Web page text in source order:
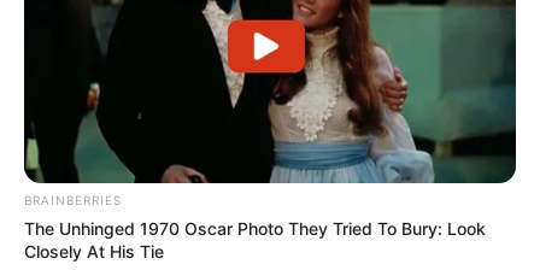
BRAINBERRIES
The Unhinged 1970 Oscar Photo They Tried To Bury: Look
Closely At His Tie